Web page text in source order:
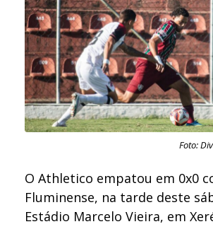
Foto:
O Athletico empatou em 0x0
Fluminense, na tarde deste
Estádio Marcelo Vieira, em